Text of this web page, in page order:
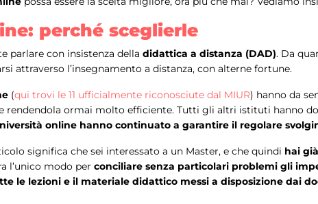
perché sceglierle
parlare con insistenza della didattica a distanza (DAD). Da
attraverso l’insegnamento a distanza, con alterne fortune.
(qui trovi le 11 ufficialmente riconosciute dal MIUR) hanno da
rendendola ormai molto efficiente. Tutti gli altri istituti hanno
online hanno continuato a garantire il regolare
significa che sei interessato a un Master, e che quindi hai
l’unico modo per conciliare senza particolari problemi gli
le lezioni e il materiale didattico messi a disposizione dai